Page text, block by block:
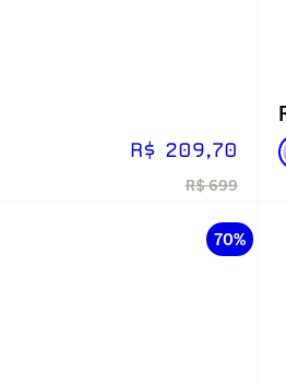
R$ 209,70
R$ 699
70%